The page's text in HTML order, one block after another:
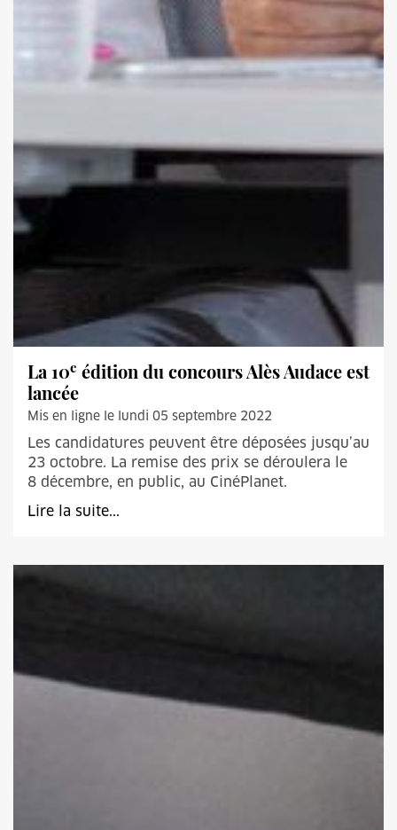
La 10e édition du concours Alès Audace est
lancée
Mis en ligne le lundi 05 septembre 2022
Les candidatures peuvent être déposées jusqu’au
23 octobre. La remise des prix se déroulera le
8 décembre, en public, au CinéPlanet.
Lire la suite...